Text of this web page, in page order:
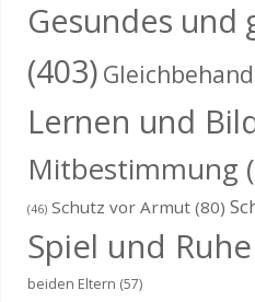
Gesundes und
(403)
Lernen und
Mitbestimmung
(46) Schutz vor Armut (80)
Spiel und Ruhe
beiden Eltern (57)